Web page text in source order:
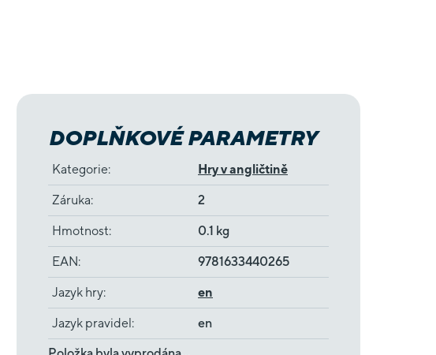
DOPLŇKOVÉ PARAMETRY
Kategorie: Hry v angličtině
Záruka: 2
Hmotnost: 0.1 kg
EAN: 9781633440265
Jazyk hry: en
Jazyk pravidel:
en